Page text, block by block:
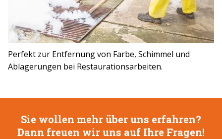
Perfekt zur Entfernung von Farbe, Schimmel und
Ablagerungen bei Restaurationsarbeiten.
Sie wollen mehr über uns erfahren?
Dann freuen wir uns auf Ihre Fragen!